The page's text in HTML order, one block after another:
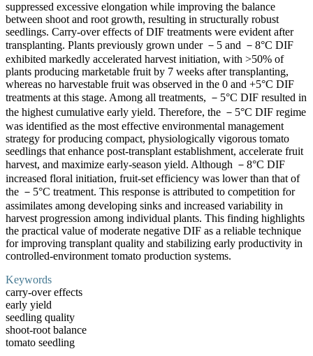
suppressed excessive elongation while improving the balance
between shoot and root growth, resulting in structurally robust
seedlings. Carry-over effects of DIF treatments were evident after
transplanting. Plants previously grown under －5 and －8°C DIF
exhibited markedly accelerated harvest initiation, with >50% of
plants producing marketable fruit by 7 weeks after transplanting,
whereas no harvestable fruit was observed in the 0 and +5°C DIF
treatments at this stage. Among all treatments, －5°C DIF resulted in
the highest cumulative early yield. Therefore, the －5°C DIF regime
was identified as the most effective environmental management
strategy for producing compact, physiologically vigorous tomato
seedlings that enhance post-transplant establishment, accelerate fruit
harvest, and maximize early-season yield. Although －8°C DIF
increased floral initiation, fruit-set efficiency was lower than that of
the －5°C treatment. This response is attributed to competition for
assimilates among developing sinks and increased variability in
harvest progression among individual plants. This finding highlights
the practical value of moderate negative DIF as a reliable technique
for improving transplant quality and stabilizing early productivity in
controlled-environment tomato production systems.
Keywords
carry-over effects
early yield
seedling quality
shoot-root balance
tomato seedling